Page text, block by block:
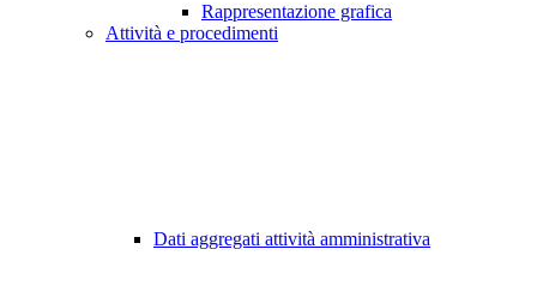
Rappresentazione grafica
Attività e procedimenti
Dati aggregati attività amministrativa